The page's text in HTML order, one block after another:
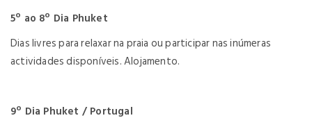
5º ao 8º Dia Phuket
Dias livres para relaxar na praia ou participar nas inúmeras
actividades disponíveis. Alojamento.
9º Dia Phuket / Portugal